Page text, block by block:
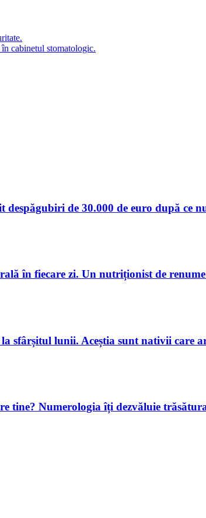
cabinetul stomatologic.
de 30.000 de euro după ce
în fiecare zi. Un nutriționist de
sfârșitul lunii. Aceștia sunt nativii care
tine? Numerologia îți dezvăluie